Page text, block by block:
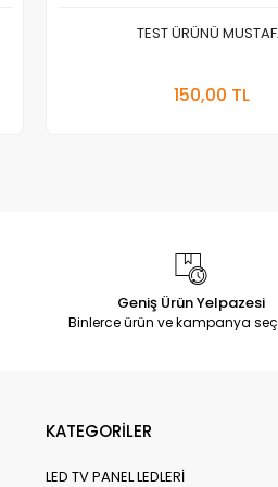
TEST ÜRÜNÜ
150,00 TL
Geniş Ürün Yelpazesi
Binlerce ürün ve kampanya
KATEGORİLER
LED TV PANEL LEDLERİ